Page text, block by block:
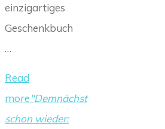
einzigartiges
Geschenkbuch
…
Read
more"Demnächst
schon wieder: